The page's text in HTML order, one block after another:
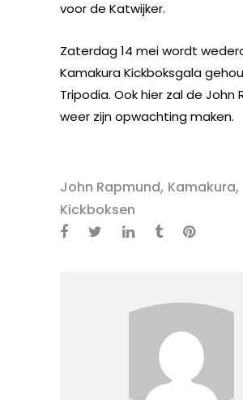
voor de Katwijker.
Zaterdag 14 mei wordt
Kamakura Kickboksgala
Tripodia. Ook hier zal de John
weer zijn opwachting maken.
John Rapmund, Kamakura,
Kickboksen